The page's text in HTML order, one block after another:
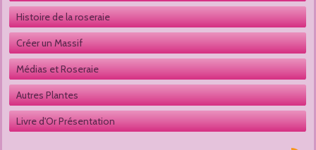
Histoire de la roseraie
Créer un Massif
Médias et Roseraie
Autres Plantes
Livre d'Or Présentation